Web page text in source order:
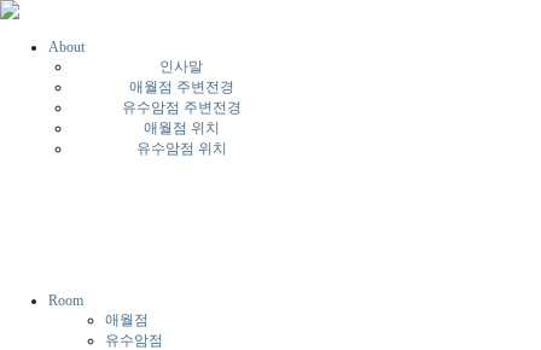
About
인사말
애월점 주변전경
유수암점 주변전경
애월점 위치
유수암점 위치
Room
애월점
유수암점